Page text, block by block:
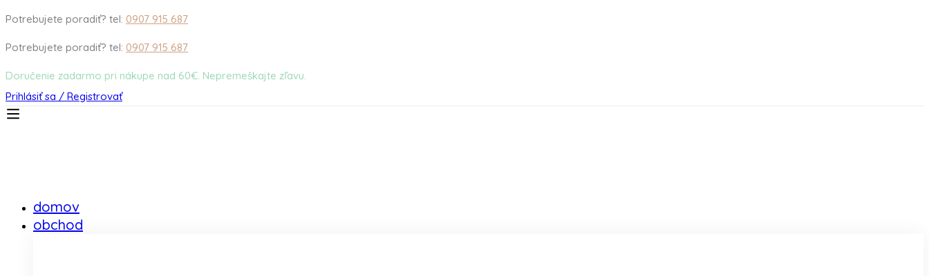
Potrebujete poradiť? tel: 0907 915 687
Potrebujete poradiť? tel: 0907 915 687
Doručenie zadarmo pri nákupe nad 60€. Nepremeškajte zľavu.
Prihlásiť sa / Registrovať
domov
obchod